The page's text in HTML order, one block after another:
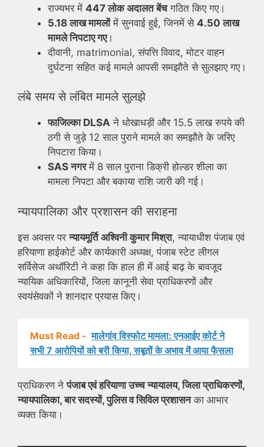
राज्यभर में 447 लोक अदालत बेंचगठित किए गए।
5.18 लाख मामलोंमें सुनवाई हुई, जिनमें से 4.50 लाख
मामले निपटाए गए।
दीवानी, matrimonial, संपत्ति विवाद, मोटर वाहन
दुर्घटना सहित कई मामले आपसी समझौते से सुलझाए गए।
लंबे समय से लंबित मामले सुलझे
फाजिल्का DLSA ने धोखाधड़ी और 15.5 लाख रुपये की
ठगी से जुड़े 12 साल पुराने मामले का समझौते के जरिए
निपटारा किया।
SAS नगरमें 8 साल पुराना डिक्री होल्डर शीला का
मामला निपटा और बकाया राशि जारी की गई।
न्यायपालिका और प्रशासन की सराहना
इस अवसर परन्यायमूर्ति अश्विनी कुमार मिश्रा, न्यायाधीश पंजाब एवं
हरियाणा हाईकोर्ट और कार्यकारी अध्यक्ष, पंजाब स्टेट लीगल
सर्विसेज अथॉरिटी ने कहा कि हाल ही में आई बाढ़ के बावजूद
न्यायिक अधिकारियों, जिला कानूनी सेवा प्राधिकरणों और
स्वयंसेवकों ने शानदार प्रयास किए।
Must Read - मालेगांव विस्फोट मामला: एनआईए कोर्ट ने
सभी 7 आरोपियों को बरी किया, सबूतों के अभाव में आया फैसला
प्राधिकरण नेपंजाब एवं हरियाणा उच्च न्यायालय, जिला प्राधिकरणों,
न्यायपालिका, बार सदस्यों, पुलिस व सिविल प्रशासनका आभार
व्यक्त किया।